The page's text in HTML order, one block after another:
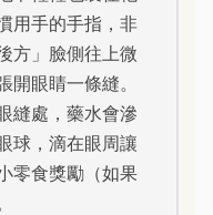
用手的手指，非
方」臉側往上微
眼睛一條縫。
縫處，藥水會滲
球，滴在眼周讓
零食獎勵（如果